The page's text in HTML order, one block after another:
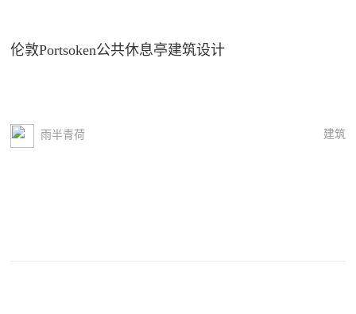
伦敦Portsoken公共休息亭建筑设计
雨半青荷 建筑